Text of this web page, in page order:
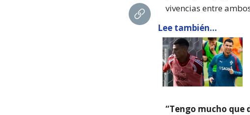
vivencias entre
Lee también...
“Tengo mucho que